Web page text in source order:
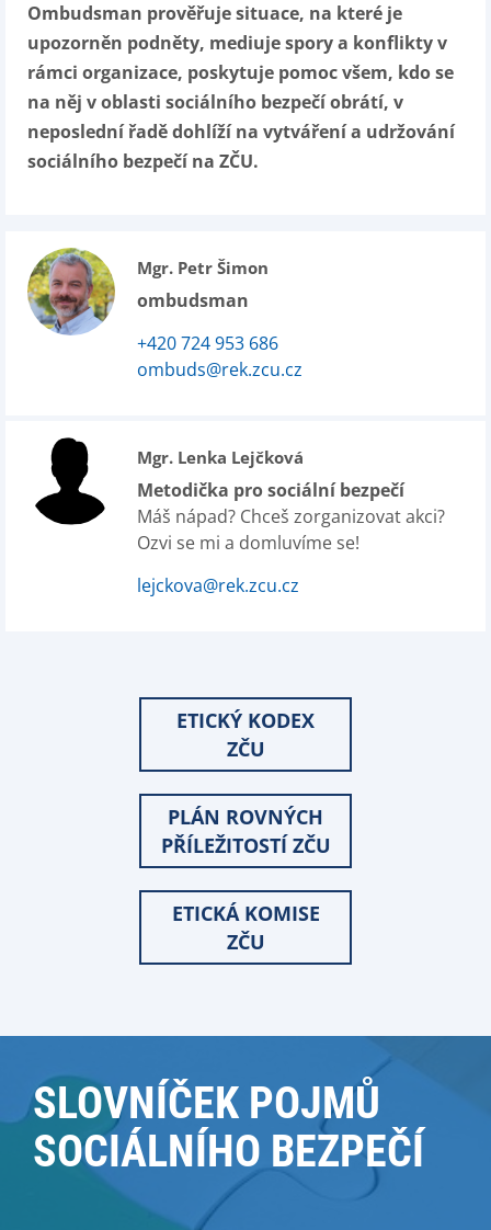
Ombudsman prověřuje situace, na které je
upozorněn podněty, mediuje spory a konflikty v
rámci organizace, poskytuje pomoc všem, kdo se
na něj v oblasti sociálního bezpečí obrátí, v
neposlední řadě dohlíží na vytváření a udržování
sociálního bezpečí na ZČU.
Mgr. Petr Šimon
ombudsman
+420 724 953 686
ombuds@rek.zcu.cz
Mgr. Lenka Lejčková
Metodička pro sociální bezpečí
Máš nápad? Chceš zorganizovat akci?
Ozvi se mi a domluvíme se!
lejckova@rek.zcu.cz
ETICKÝ KODEX
ZČU
PLÁN ROVNÝCH
PŘÍLEŽITOSTÍ ZČU
ETICKÁ KOMISE
ZČU
SLOVNÍČEK POJMŮ
SOCIÁLNÍHO BEZPEČÍ